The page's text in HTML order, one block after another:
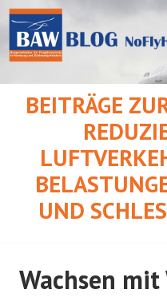
Springe
zum
Inhalt
BEITRÄGE
UND
Wachsen